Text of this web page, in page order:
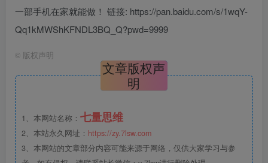
一部手机在家就能做！ 链接: https://pan.baidu.com/s/1wqY-
Qq1kMWShKFNDL3BQ_Q?pwd=9999
© 版权声明
文章版权声
明
1、本网站名称： 七量思维
2、本站永久网址： https://zy.7lsw.com
3、本网站的文章部分内容可能来源于网络，仅供大家学习与参